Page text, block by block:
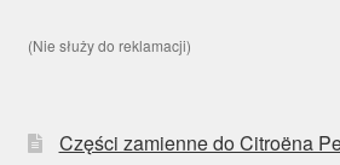
(Nie służy do reklamacji)
Części zamienne do Citroëna